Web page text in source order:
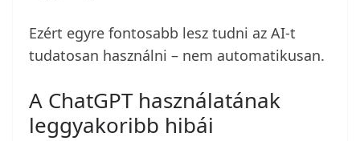
Ezért egyre fontosabb lesz tudni az AI-t
tudatosan használni – nem automatikusan.
A ChatGPT használatának
leggyakoribb hibái